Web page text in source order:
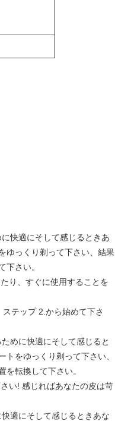
快適にそして感じるときあ
ゆっくり剃って下さい、結果
下さい。
り、すぐに使用することを
テップ 2.から始めて下さ
めに快適にそして感じると
をゆっくり剃って下さい、
転換して下さい。
い! 感じればあなたの皮は苛
適にそして感じるときあな